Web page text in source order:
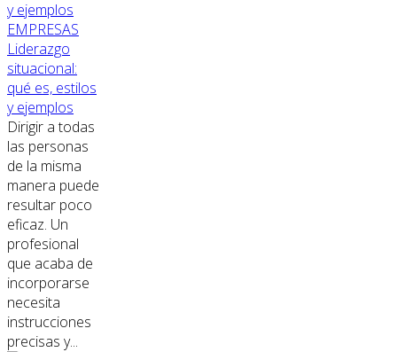
EMPRESAS
Liderazgo
situacional:
qué es, estilos
y ejemplos
Dirigir a todas
las personas
de la misma
manera puede
resultar poco
eficaz. Un
profesional
que acaba de
incorporarse
necesita
instrucciones
precisas y...